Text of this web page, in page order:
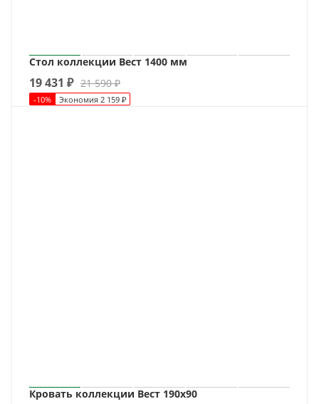
Стол коллекции Вест 1400 мм
19 431 ₽ 21 590₽
-10% Экономия 2 159 ₽
Кровать коллекции Вест 190х90